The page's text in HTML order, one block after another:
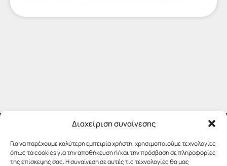
Διαχείριση συναίνεσης
Για να παρέχουμε καλύτερη εμπειρία χρήστη, χρησιμοποιούμε τεχνολογίες
όπως τα cookies για την αποθήκευση ή/και την πρόσβαση σε πληροφορίες
της επίσκεψης σας. Η συναίνεση σε αυτές τις τεχνολογίες θα μας